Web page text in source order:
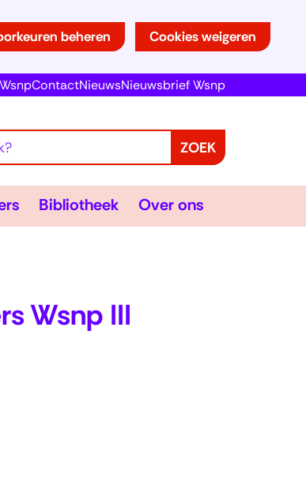
beheren Cookies weigeren
(opent
ContactNieuwsNieuwsbrief Wsnp
ZOEK
Schuldeisers
Uitklappen
Bibliotheek
Bibliotheek
Uitklappen
Over ons
Wsnp III